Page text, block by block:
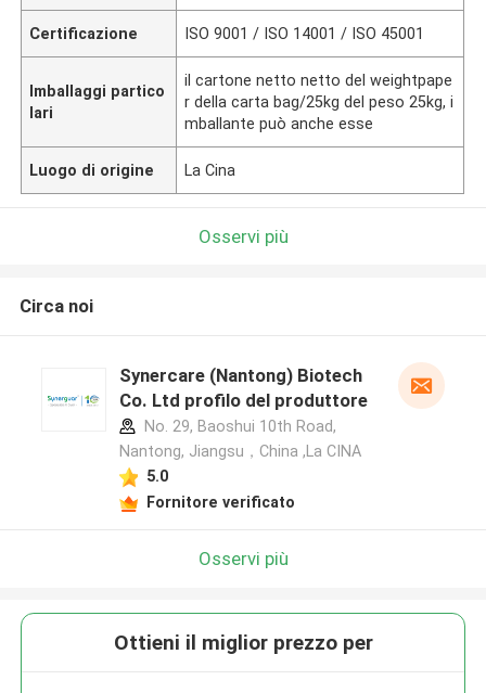
Certificazione ISO 9001 / ISO 14001 / ISO 45001
Imballaggi partico
lari
il cartone netto netto del weightpape
r della carta bag/25kg del peso 25kg, i
mballante può anche esse
Luogo di origine La Cina
Osservi più
Circa noi
Synercare (Nantong) Biotech
Co. Ltd profilo del produttore
No. 29, Baoshui 10th Road,
Nantong, Jiangsu，China ,La CINA
5.0
Fornitore verificato
Osservi più
Ottieni il miglior prezzo per